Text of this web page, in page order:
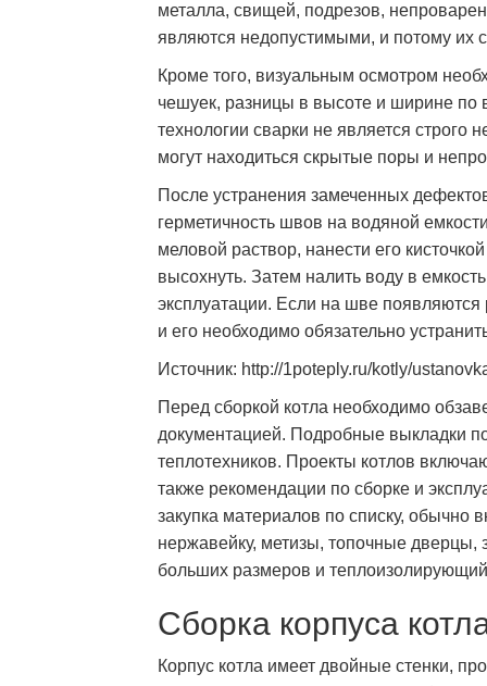
металла, свищей, подрезов,
являются недопустимыми, и потому их
Кроме того, визуальным осмотром
чешуек, разницы в высоте и ширине
технологии сварки не является строго
могут находиться скрытые поры и
После устранения замеченных
герметичность швов на водяной
меловой раствор, нанести его
высохнуть. Затем налить воду в
эксплуатации. Если на шве появляются
и его необходимо обязательно
Источник: http://1poteply.ru/kotly/
Перед сборкой котла необходимо
документацией. Подробные выкладки
теплотехников. Проекты котлов
также рекомендации по сборке и
закупка материалов по списку,
нержавейку, метизы, топочные дверцы,
больших размеров и
Сборка корпуса
Корпус котла имеет двойные стенки,